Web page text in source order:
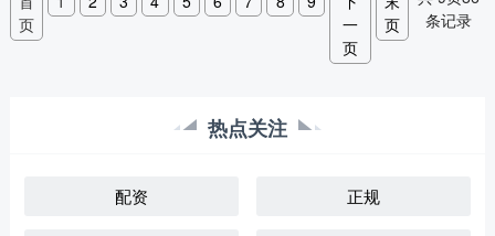
页
一
页
页
条记录
热点关注
配资 正规